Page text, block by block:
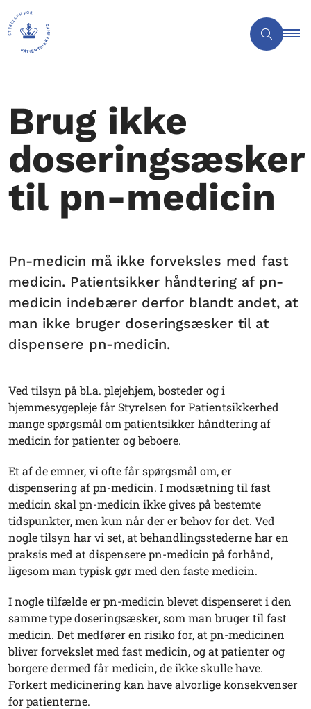
Brug ikke
doseringsæsker
til pn-medicin
Pn-medicin må ikke forveksles med fast
medicin. Patientsikker håndtering af pn-
medicin indebærer derfor blandt andet, at
man ikke bruger doseringsæsker til at
dispensere pn-medicin.
Ved tilsyn på bl.a. plejehjem, bosteder og i
hjemmesygepleje får Styrelsen for Patientsikkerhed
mange spørgsmål om patientsikker håndtering af
medicin for patienter og beboere.
Et af de emner, vi ofte får spørgsmål om, er
dispensering af pn-medicin. I modsætning til fast
medicin skal pn-medicin ikke gives på bestemte
tidspunkter, men kun når der er behov for det. Ved
nogle tilsyn har vi set, at behandlingsstederne har en
praksis med at dispensere pn-medicin på forhånd,
ligesom man typisk gør med den faste medicin.
I nogle tilfælde er pn-medicin blevet dispenseret i den
samme type doseringsæsker, som man bruger til fast
medicin. Det medfører en risiko for, at pn-medicinen
bliver forvekslet med fast medicin, og at patienter og
borgere dermed får medicin, de ikke skulle have.
Forkert medicinering kan have alvorlige konsekvenser
for patienterne.